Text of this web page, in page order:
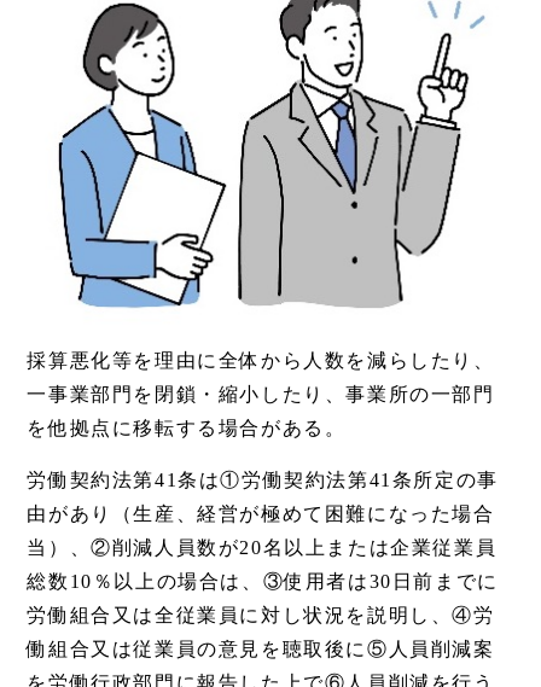
採算悪化等を理由に全体から人数を減らしたり、
一事業部門を閉鎖・縮小したり、事業所の一部門
を他拠点に移転する場合がある。
労働契約法第41条は①労働契約法第41条所定の事
由があり（生産、経営が極めて困難になった場合
当）、②削減人員数が20名以上または企業従業員
総数10％以上の場合は、③使用者は30日前までに
労働組合又は全従業員に対し状況を説明し、④労
働組合又は従業員の意見を聴取後に⑤人員削減案